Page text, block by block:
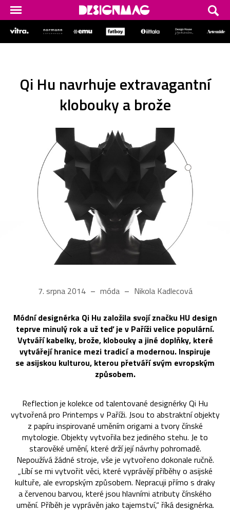
Qi Hu navrhuje extravagantní
klobouky a brože
7. srpna 2014 móda Nikola Kadlecová
Módní designérka Qi Hu založila svojí značku HU design
teprve minulý rok a už teď je v Paříži velice populární.
Vytváří kabelky, brože, klobouky a jiné doplňky, které
vytvářejí hranice mezi tradicí a modernou. Inspiruje
se asijskou kulturou, kterou přetváří svým evropským
způsobem.
Reflection je kolekce od talentované designérky Qi Hu
vytvořená pro Printemps v Paříži. Jsou to abstraktní objekty
z papíru inspirované uměním origami a tvory čínské
mytologie. Objekty vytvořila bez jediného stehu. Je to
starověké umění, které drží její návrhy pohromadě.
Nepoužívá žádné stroje, vše je vytvořeno dokonale ručně.
„Líbí se mi vytvořit věci, které vyprávějí příběhy o asijské
kultuře, ale evropským způsobem. Nepracuji přímo s draky
a červenou barvou, které jsou hlavními atributy čínského
umění. Příběh je vyprávěn jako tajemství,“ říká designérka.